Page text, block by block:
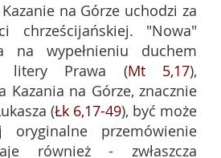
na Górze uchodzi za
chrześcijańskiej. "Nowa"
na wypełnieniu duchem
litery Prawa (Mt 5,17),
Kazania na Górze, znacznie
(Łk 6,17-49), być może
oryginalne przemówienie
również - zwłaszcza